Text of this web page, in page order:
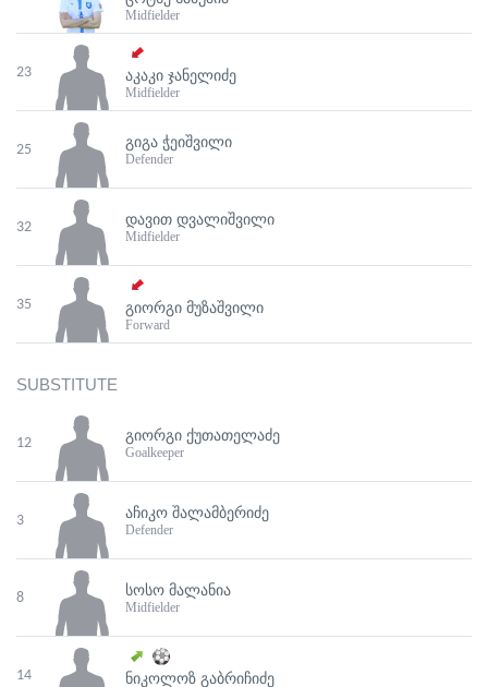
Midfielder
23 ᲐᲙᲐᲙᲘ ᲯᲐᲜᲔᲚᲘᲫᲔ
Midfielder
25 ᲒᲘᲒᲐ ᲭᲔᲘᲨᲕᲘᲚᲘ
Defender
32 ᲓᲐᲕᲘᲗ ᲓᲕᲐᲚᲘᲨᲕᲘᲚᲘ
Midfielder
35 ᲒᲘᲝᲠᲒᲘ ᲛᲣᲖᲐᲨᲕᲘᲚᲘ
Forward
SUBSTITUTE
12 ᲒᲘᲝᲠᲒᲘ ᲥᲣᲗᲐᲗᲔᲚᲐᲫᲔ
Goalkeeper
3 ᲐᲩᲘᲙᲝ ᲨᲐᲚᲐᲛᲑᲔᲠᲘᲫᲔ
Defender
8 ᲡᲝᲡᲝ ᲛᲐᲚᲐᲜᲘᲐ
Midfielder
14 ᲜᲘᲙᲝᲚᲝᲖ ᲒᲐᲑᲠᲘᲩᲘᲫᲔ